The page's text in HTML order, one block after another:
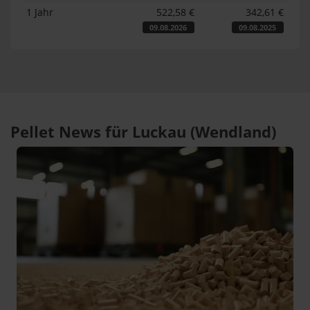
1 Jahr 522,58 €
09.08.2026
342,61 €
09.08.2025
Pellet News für Luckau (Wendland)